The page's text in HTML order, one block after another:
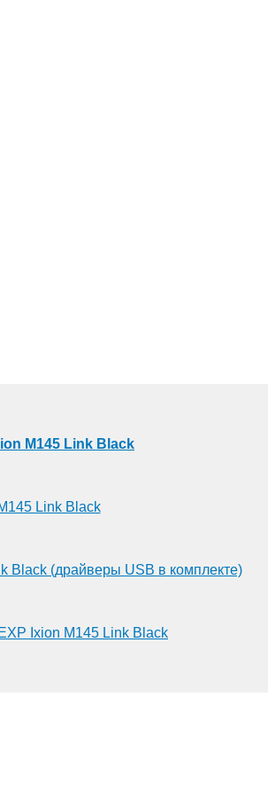
M145 Link Black
Link Black
Black (драйверы USB в комплекте)
Ixion M145 Link Black